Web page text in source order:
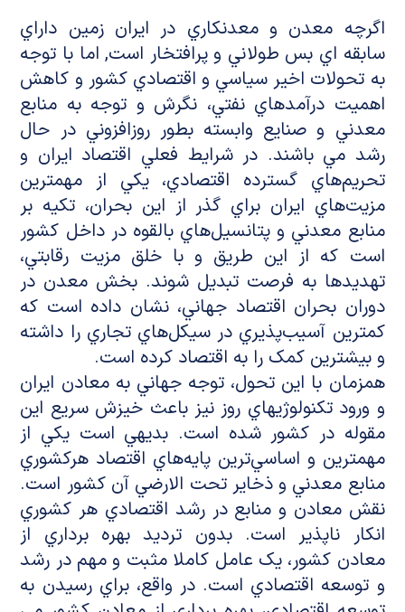
اگرچه معدن و معدنكاري در ايران زمين داراي
سابقه اي بس طولاني و پرافتخار است, اما با توجه
به تحولات اخير سياسي و اقتصادي کشور و کاهش
اهميت درآمدهاي نفتي، نگرش و توجه به منابع
معدني و صنايع وابسته بطور روزافزوني در حال
رشد مي باشند. در شرايط فعلي اقتصاد ايران و
تحريم‌هاي گسترده اقتصادي، يکي از مهمترين
مزيت‌هاي ايران براي گذر از اين بحران، تکيه بر
منابع معدني و پتانسيل‌هاي بالقوه در داخل کشور
است که از اين طريق و با خلق مزيت رقابتي،
تهديدها به فرصت تبديل شوند. بخش معدن در
دوران بحران اقتصاد جهاني، نشان داده است که
کمترين آسيب‌پذيري در سيکل‌هاي تجاري را داشته
و بيشترين کمک را به اقتصاد کرده است.
همزمان با اين تحول، توجه جهاني به معادن ايران
و ورود تکنولوژيهاي روز نيز باعث خيزش سريع اين
مقوله در کشور شده است. بديهي است يكي از
مهمترين و اساسي‌ترين پايه‌هاي اقتصاد هركشوري
منابع معدني و ذخاير تحت الارضي آن كشور است.
نقش معادن و منابع در رشد اقتصادي هر كشوري
انكار ناپذير است. بدون ترديد بهره برداري از
معادن کشور، يک عامل کاملا مثبت و مهم در رشد
و توسعه اقتصادي است. در واقع، براي رسيدن به